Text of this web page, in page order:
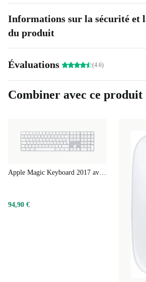
Informations sur la sécurité et
du produit
Évaluations (4.6)
Combiner avec ce produit
Apple Magic Keyboard 2017 avec pavé numérique
94,90 €